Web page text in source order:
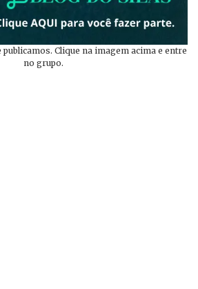
Clique na imagem acima e entre
no grupo.